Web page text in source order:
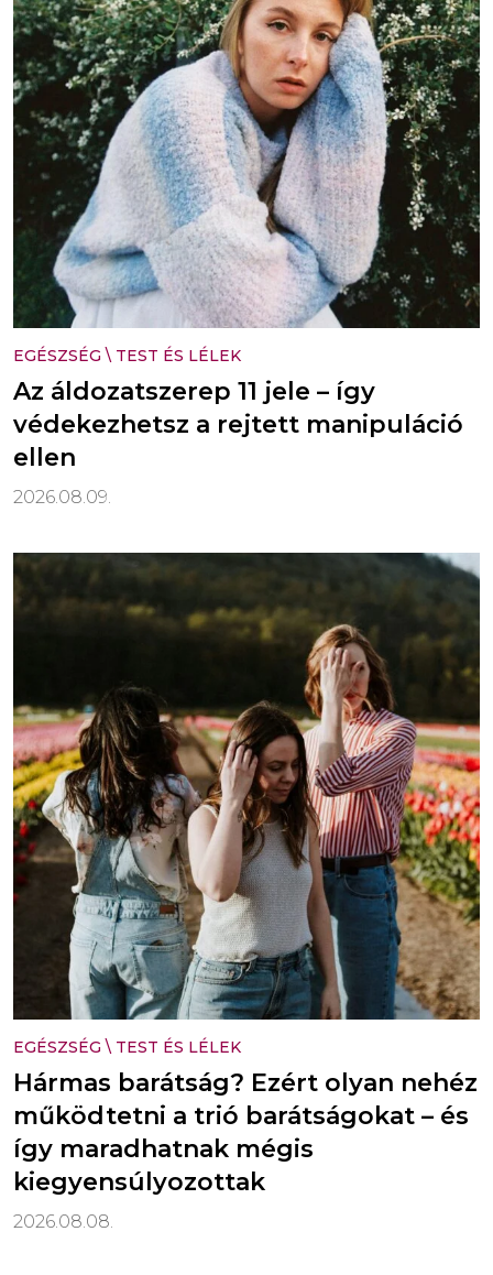
EGÉSZSÉG \ TEST ÉS LÉLEK
Az áldozatszerep 11 jele – így
védekezhetsz a rejtett manipuláció
ellen
2026.08.09.
EGÉSZSÉG \ TEST ÉS LÉLEK
Hármas barátság? Ezért olyan nehéz
működtetni a trió barátságokat – és
így maradhatnak mégis
kiegyensúlyozottak
2026.08.08.